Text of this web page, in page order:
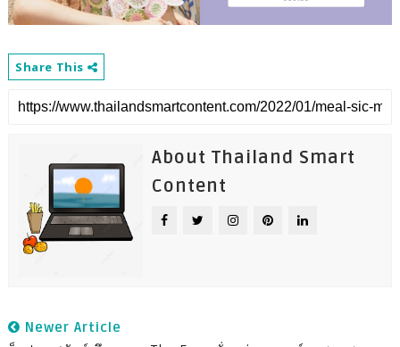
Share This
About Thailand Smart
Content
Newer Article